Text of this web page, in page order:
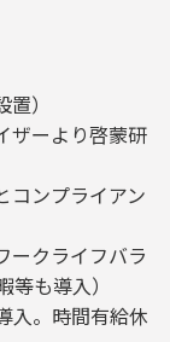
）
ザーより啓蒙研
コンプライアン
ークライフバラ
も導入）
入。時間有給休